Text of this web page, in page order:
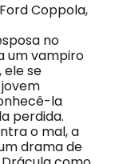
Coppola,
no
um vampiro
ele se
la
perdida.
o mal, a
drama de